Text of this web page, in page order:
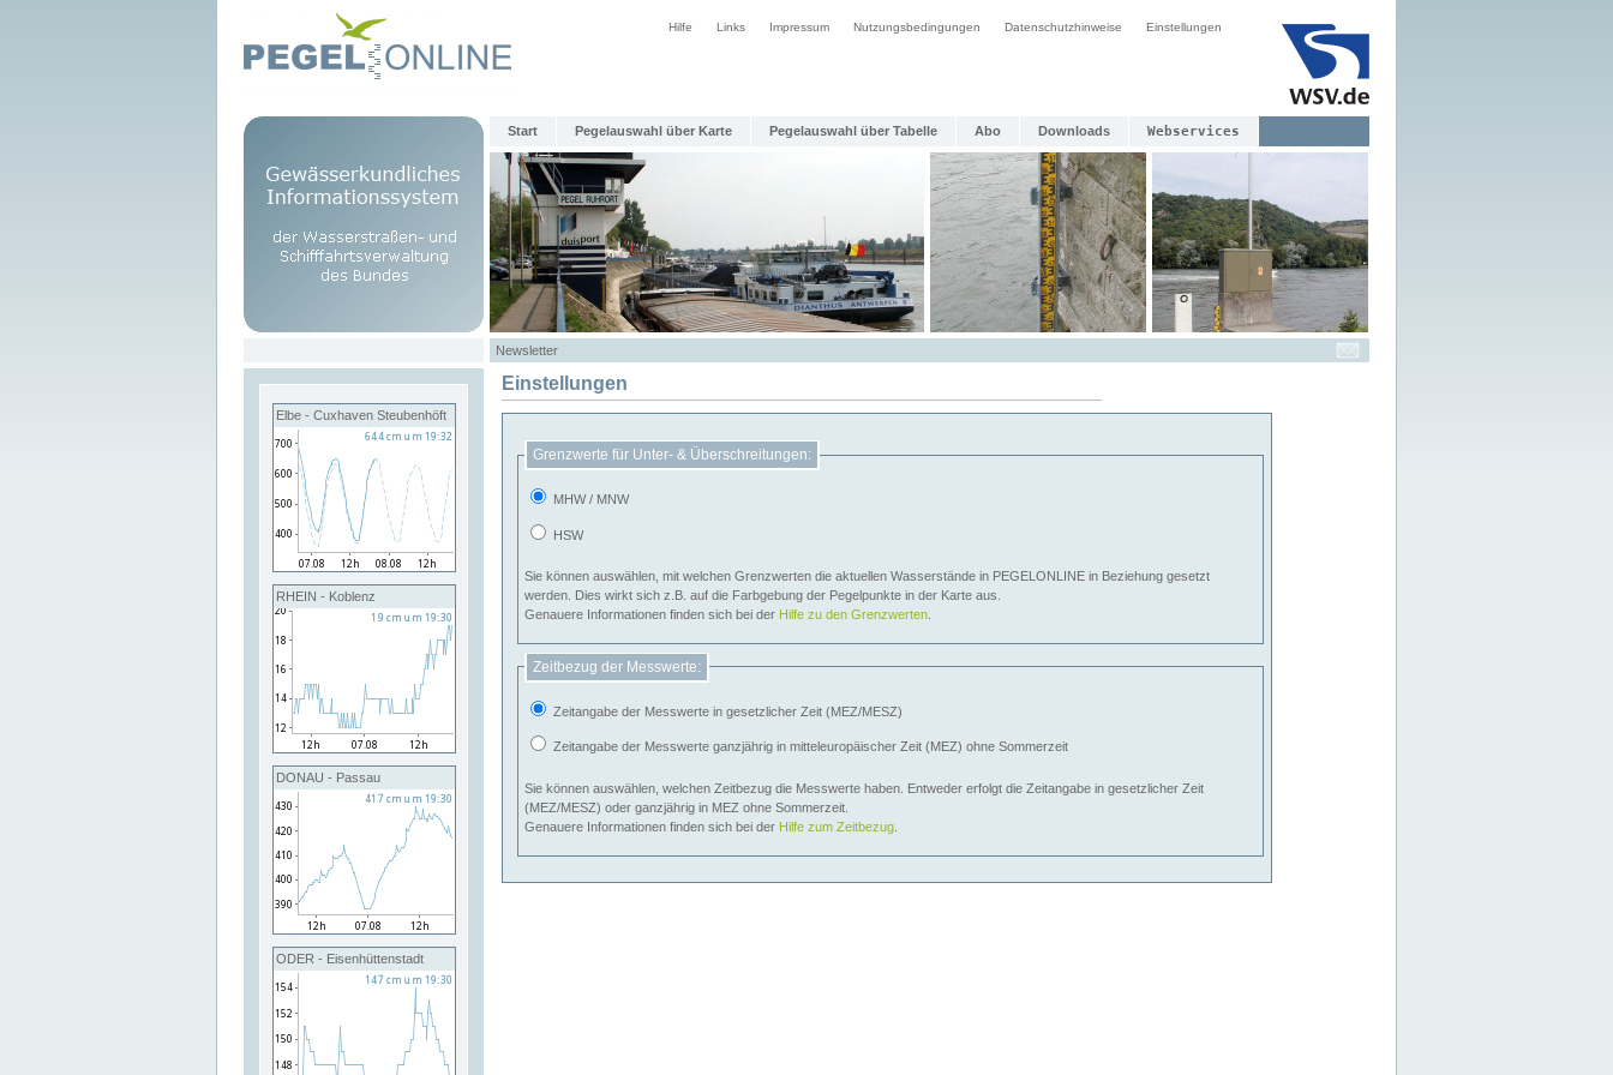
Hilfe Links Impressum Nutzungsbedingungen Datenschutzhinweise Einstellungen
Start Pegelauswahl über Karte Pegelauswahl über Tabelle Abo Downloads Webservices
Newsletter
Elbe - Cuxhaven Steubenhöft
RHEIN - Koblenz
DONAU - Passau
ODER - Eisenhüttenstadt
Einstellungen
Grenzwerte für Unter- & Überschreitungen:
MHW / MNW
HSW
Sie können auswählen, mit welchen Grenzwerten die aktuellen Wasserstände in PEGELONLINE in Beziehung gesetzt
werden. Dies wirkt sich z.B. auf die Farbgebung der Pegelpunkte in der Karte aus.
Genauere Informationen finden sich bei der Hilfe zu den Grenzwerten
Zeitbezug der Messwerte:
Zeitangabe der Messwerte in gesetzlicher Zeit (MEZ/MESZ)
Zeitangabe der Messwerte ganzjährig in mitteleuropäischer Zeit (MEZ) ohne Sommerzeit
Sie können auswählen, welchen Zeitbezug die Messwerte haben. Entweder erfolgt die Zeitangabe in gesetzlicher Zeit
(MEZ/MESZ) oder ganzjährig in MEZ ohne Sommerzeit.
Genauere Informationen finden sich bei der Hilfe zum Zeitbezug